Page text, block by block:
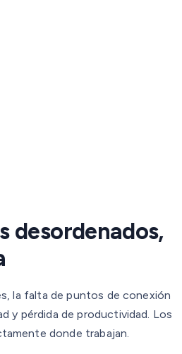
pisos y
productos Simon
desordenados,
la falta de puntos de conexión
y pérdida de productividad. Los
donde trabajan.